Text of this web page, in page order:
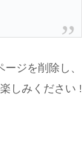
ジを削除し、
しみください !